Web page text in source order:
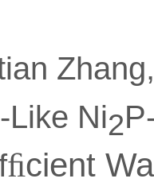
Like Ni2
ﬁcient